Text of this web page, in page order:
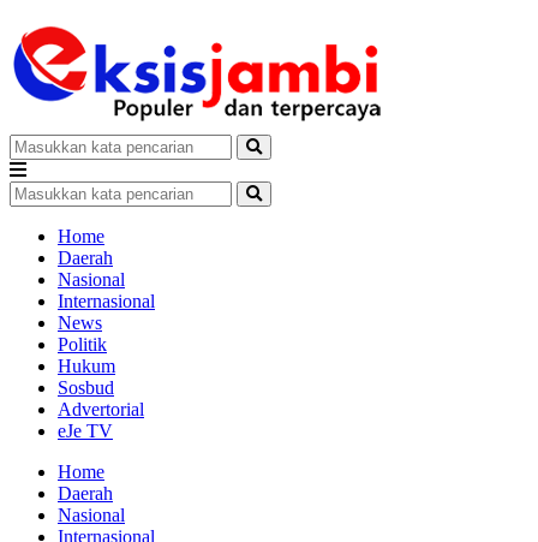
Home
Daerah
Nasional
Internasional
News
Politik
Hukum
Sosbud
Advertorial
eJe TV
Home
Daerah
Nasional
Internasional